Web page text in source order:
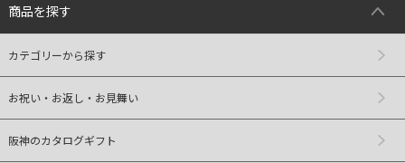
商品を探す
カテゴリーから探す
お祝い・お返し・お見舞い
阪神のカタログギフト